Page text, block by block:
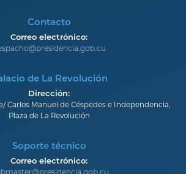
Contacto
Correo electrónico:
de La Revolución
Dirección:
Carlos Manuel de Céspedes e Independencia,
Plaza de La Revolución
Soporte técnico
Correo electrónico: